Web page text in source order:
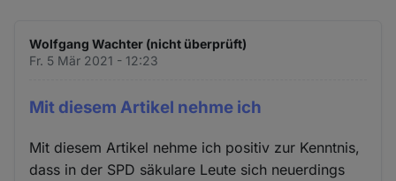
Wolfgang Wachter (nicht überprüft)
Fr. 5 Mär 2021 - 12:23
Mit diesem Artikel nehme ich
Mit diesem Artikel nehme ich positiv zur Kenntnis,
dass in der SPD säkulare Leute sich neuerdings